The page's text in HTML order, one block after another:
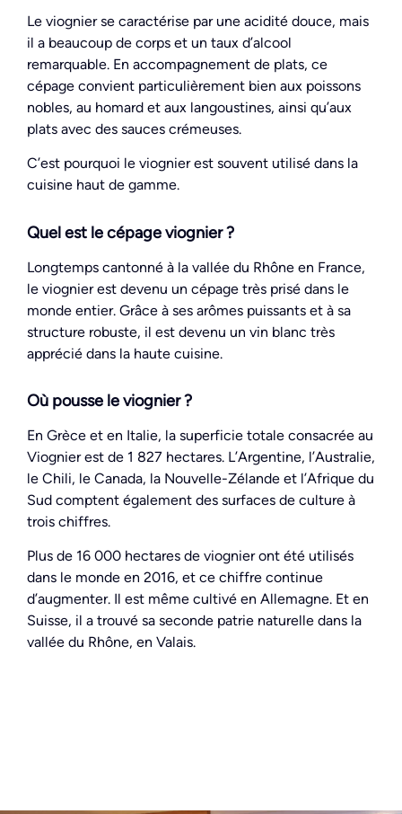
Le viognier se caractérise par une acidité douce, mais
il a beaucoup de corps et un taux d’alcool
remarquable. En accompagnement de plats, ce
cépage convient particulièrement bien aux poissons
nobles, au homard et aux langoustines, ainsi qu’aux
plats avec des sauces crémeuses.
C’est pourquoi le viognier est souvent utilisé dans la
cuisine haut de gamme.
Quel est le cépage viognier ?
Longtemps cantonné à la vallée du Rhône en France,
le viognier est devenu un cépage très prisé dans le
monde entier. Grâce à ses arômes puissants et à sa
structure robuste, il est devenu un vin blanc très
apprécié dans la haute cuisine.
Où pousse le viognier ?
En Grèce et en Italie, la superficie totale consacrée au
Viognier est de 1 827 hectares. L’Argentine, l’Australie,
le Chili, le Canada, la Nouvelle-Zélande et l’Afrique du
Sud comptent également des surfaces de culture à
trois chiffres.
Plus de 16 000 hectares de viognier ont été utilisés
dans le monde en 2016, et ce chiffre continue
d’augmenter. Il est même cultivé en Allemagne. Et en
Suisse, il a trouvé sa seconde patrie naturelle dans la
vallée du Rhône, en Valais.